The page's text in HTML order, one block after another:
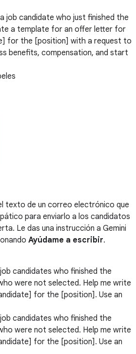
job candidate who just finished the
a template for an offer letter for
for the [position] with a request to
benefits, compensation, and start
texto de un correo electrónico que
para enviarlo a los candidatos
Le das una instrucción a Gemini
Ayúdame a escribir.
candidates who finished the
were not selected. Help me write
for the [position]. Use an
candidates who finished the
were not selected. Help me write
for the [position]. Use an